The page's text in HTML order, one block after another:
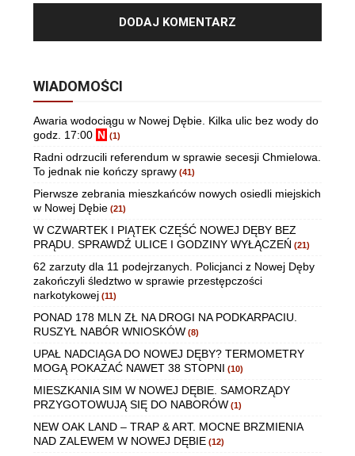
WIADOMOŚCI
Awaria wodociągu w Nowej Dębie. Kilka ulic bez wody do
godz. 17:00 N (1)
Radni odrzucili referendum w sprawie secesji Chmielowa.
To jednak nie kończy sprawy (41)
Pierwsze zebrania mieszkańców nowych osiedli miejskich
w Nowej Dębie (21)
W CZWARTEK I PIĄTEK CZĘŚĆ NOWEJ DĘBY BEZ
PRĄDU. SPRAWDŹ ULICE I GODZINY WYŁĄCZEŃ (21)
62 zarzuty dla 11 podejrzanych. Policjanci z Nowej Dęby
zakończyli śledztwo w sprawie przestępczości
narkotykowej (11)
PONAD 178 MLN ZŁ NA DROGI NA PODKARPACIU.
RUSZYŁ NABÓR WNIOSKÓW (8)
UPAŁ NADCIĄGA DO NOWEJ DĘBY? TERMOMETRY
MOGĄ POKAZAĆ NAWET 38 STOPNI (10)
MIESZKANIA SIM W NOWEJ DĘBIE. SAMORZĄDY
PRZYGOTOWUJĄ SIĘ DO NABORÓW (1)
NEW OAK LAND – TRAP & ART. MOCNE BRZMIENIA
NAD ZALEWEM W NOWEJ DĘBIE (12)